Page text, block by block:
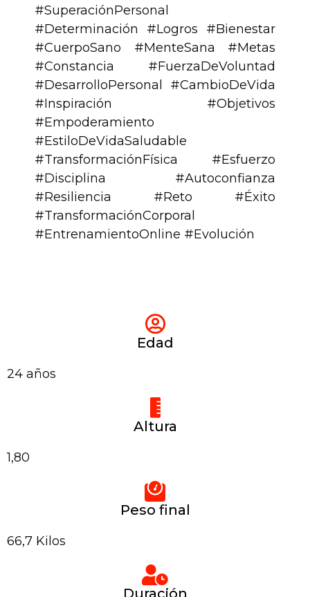
#SuperaciónPersonal
#Determinación #Logros #Bienestar
#CuerpoSano #MenteSana #Metas
#Constancia #FuerzaDeVoluntad
#DesarrolloPersonal #CambioDeVida
#Inspiración #Objetivos
#Empoderamiento
#EstiloDeVidaSaludable
#TransformaciónFísica #Esfuerzo
#Disciplina #Autoconfianza
#Resiliencia #Reto #Éxito
#TransformaciónCorporal
#EntrenamientoOnline #Evolución
Edad
24 años
Altura
1,80
Peso final
66,7 Kilos